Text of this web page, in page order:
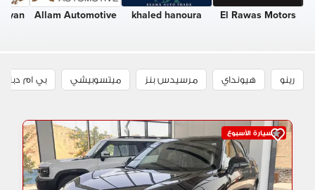
El Rawas Motors
khaled hanoura
Allam Automotive
رينو هيونداي مرسيدس بنز ميتسوبيشي بي ام دبليو
سيارة الأسبوع